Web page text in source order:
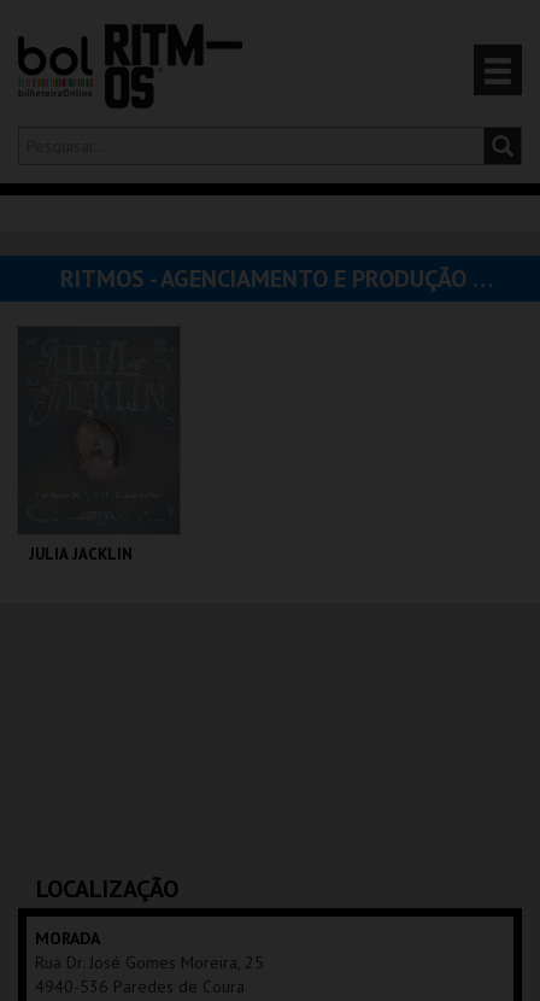
Olá,iniciar sessão
CARRINHO
EVENTOS
RITMOS - AGENCIAMENTO E PRODUÇÃO DE ARTISTAS E ESPECTÁCULOS
JULIA JACKLIN
LOCALIZAÇÃO
MORADA
Rua Dr. José Gomes Moreira, 25
4940-536 Paredes de Coura